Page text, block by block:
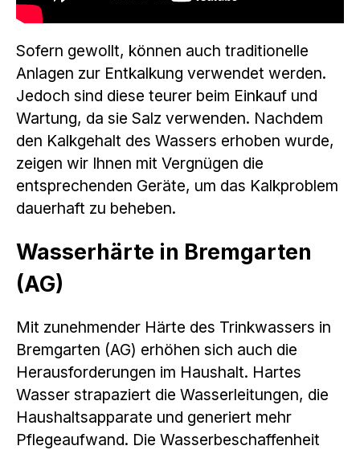
Sofern gewollt, können auch traditionelle
Anlagen zur Entkalkung verwendet werden.
Jedoch sind diese teurer beim Einkauf und
Wartung, da sie Salz verwenden. Nachdem
den Kalkgehalt des Wassers erhoben wurde,
zeigen wir Ihnen mit Vergnügen die
entsprechenden Geräte, um das Kalkproblem
dauerhaft zu beheben.
Wasserhärte in Bremgarten
(AG)
Mit zunehmender Härte des Trinkwassers in
Bremgarten (AG) erhöhen sich auch die
Herausforderungen im Haushalt. Hartes
Wasser strapaziert die Wasserleitungen, die
Haushaltsapparate und generiert mehr
Pflegeaufwand. Die Wasserbeschaffenheit